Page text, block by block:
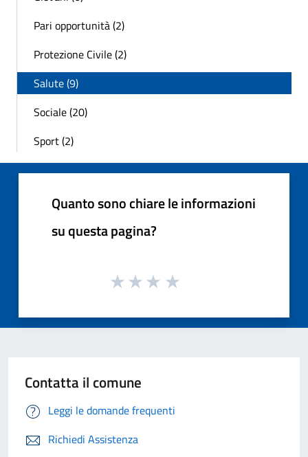
Pari opportunità (2)
Protezione Civile (2)
Salute (9)
Sociale (20)
Sport (2)
Quanto sono chiare le informazioni
su questa pagina?
Contatta il comune
Leggi le domande frequenti
Richiedi Assistenza